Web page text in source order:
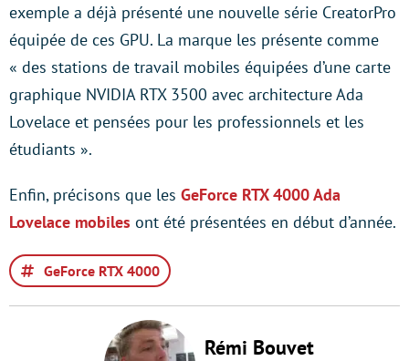
exemple a déjà présenté une nouvelle série CreatorPro
équipée de ces GPU. La marque les présente comme
« des stations de travail mobiles équipées d’une carte
graphique NVIDIA RTX 3500 avec architecture Ada
Lovelace et pensées pour les professionnels et les
étudiants ».
Enfin, précisons que les GeForce RTX 4000 Ada
Lovelace mobiles ont été présentées en début d’année.
GeForce RTX 4000
Rémi Bouvet